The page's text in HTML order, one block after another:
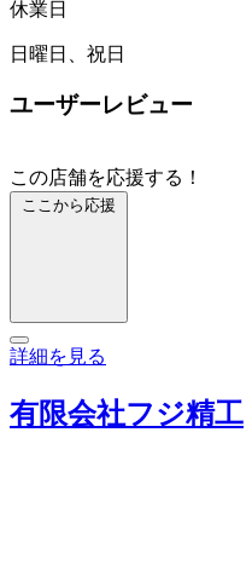
休業日
日曜日、祝日
ユーザーレビュー
この店舗を応援する！
ここから応援
詳細を見る
有限会社フジ精工